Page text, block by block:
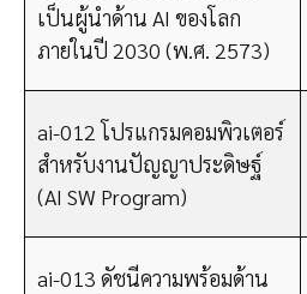
เป็นผู้นำด้าน AI ของโลก
ภายในปี 2030 (พ.ศ. 2573)
ai-012 โปรแกรมคอมพิวเตอร์
สำหรับงานปัญญาประดิษฐ์
(AI SW Program)
ai-013 ดัชนีความพร้อมด้าน